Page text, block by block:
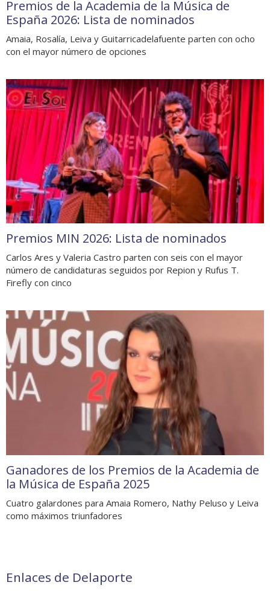
Premios de la Academia de la Música de
España 2026: Lista de nominados
Amaia, Rosalía, Leiva y Guitarricadelafuente parten con ocho
con el mayor número de opciones
Premios MIN 2026: Lista de nominados
Carlos Ares y Valeria Castro parten con seis con el mayor
número de candidaturas seguidos por Repion y Rufus T.
Firefly con cinco
Ganadores de los Premios de la Academia de
la Música de España 2025
Cuatro galardones para Amaia Romero, Nathy Peluso y Leiva
como máximos triunfadores
Enlaces de Delaporte